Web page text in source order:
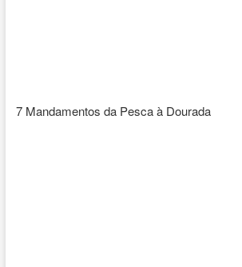
7 Mandamentos da Pesca à Dourada